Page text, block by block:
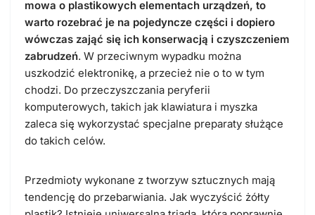
mowa o plastikowych elementach urządzeń, to
warto rozebrać je na pojedyncze części i dopiero
wówczas zająć się ich konserwacją i czyszczeniem
zabrudzeń. W przeciwnym wypadku można
uszkodzić elektronikę, a przecież nie o to w tym
chodzi. Do przeczyszczania peryferii
komputerowych, takich jak klawiatura i myszka
zaleca się wykorzystać specjalne preparaty służące
do takich celów.
Przedmioty wykonane z tworzyw sztucznych mają
tendencję do przebarwiania. Jak wyczyścić żółty